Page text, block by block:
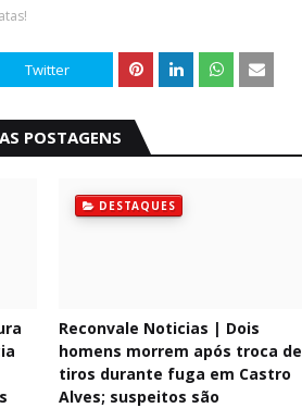
Twitter
POSTAGENS
DESTAQUES
Reconvale Noticias | Dois
homens morrem após troca de
tiros durante fuga em Castro
Alves; suspeitos são